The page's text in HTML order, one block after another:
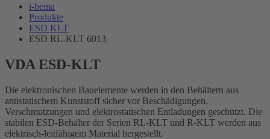
i-bema
Produkte
ESD KLT
ESD RL-KLT 6013
VDA ESD-KLT
Die elektronischen Bauelemente werden in den Behältern aus
antistatischem Kunststoff sicher vor Beschädigungen,
Verschmutzungen und elektrostatischen Entladungen geschützt. Die
stabilen ESD-Behälter der Serien RL-KLT und R-KLT werden aus
elektrisch-leitfähigem Material hergestellt.